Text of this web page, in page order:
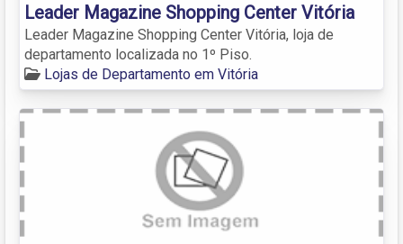
Leader Magazine Shopping Center Vitória
Leader Magazine Shopping Center Vitória, loja de
departamento localizada no 1º Piso.
Lojas de Departamento em Vitória